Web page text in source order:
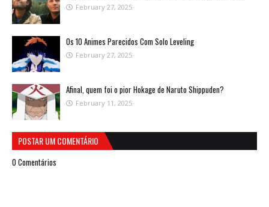
February 27, 2025
Os 10 Animes Parecidos Com Solo Leveling
February 27, 2025
Afinal, quem foi o pior Hokage de Naruto Shippuden?
February 11, 2025
POSTAR UM COMENTÁRIO
0 Comentários